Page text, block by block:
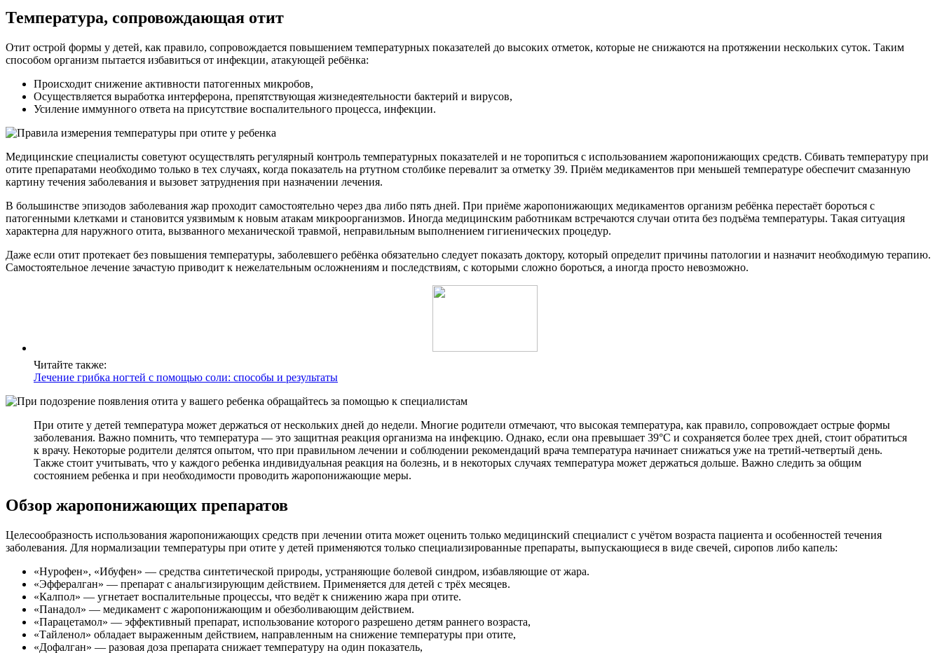
Температура, сопровождающая отит
Отит острой формы у детей, как правило, сопровождается повышением температурных показателей до высоких отметок, которые не снижаются на протяжении нескольких суток. Таким
способом организм пытается избавиться от инфекции, атакующей ребёнка:
Происходит снижение активности патогенных микробов,
Осуществляется выработка интерферона, препятствующая жизнедеятельности бактерий и вирусов,
Усиление иммунного ответа на присутствие воспалительного процесса, инфекции.
Медицинские специалисты советуют осуществлять регулярный контроль температурных показателей и не торопиться с использованием жаропонижающих средств. Сбивать температуру при
отите препаратами необходимо только в тех случаях, когда показатель на ртутном столбике перевалит за отметку 39. Приём медикаментов при меньшей температуре обеспечит смазанную
картину течения заболевания и вызовет затруднения при назначении лечения.
В большинстве эпизодов заболевания жар проходит самостоятельно через два либо пять дней. При приёме жаропонижающих медикаментов организм ребёнка перестаёт бороться с
патогенными клетками и становится уязвимым к новым атакам микроорганизмов. Иногда медицинским работникам встречаются случаи отита без подъёма температуры. Такая ситуация
характерна для наружного отита, вызванного механической травмой, неправильным выполнением гигиенических процедур.
Даже если отит протекает без повышения температуры, заболевшего ребёнка обязательно следует показать доктору, который определит причины патологии и назначит необходимую терапию.
Самостоятельное лечение зачастую приводит к нежелательным осложнениям и последствиям, с которыми сложно бороться, а иногда просто невозможно.
Читайте также:
Лечение грибка ногтей с помощью соли: способы и результаты
При отите у детей температура может держаться от нескольких дней до недели. Многие родители отмечают, что высокая температура, как правило, сопровождает острые формы
заболевания. Важно помнить, что температура — это защитная реакция организма на инфекцию. Однако, если она превышает 39°C и сохраняется более трех дней, стоит обратиться
к врачу. Некоторые родители делятся опытом, что при правильном лечении и соблюдении рекомендаций врача температура начинает снижаться уже на третий-четвертый день.
Также стоит учитывать, что у каждого ребенка индивидуальная реакция на болезнь, и в некоторых случаях температура может держаться дольше. Важно следить за общим
состоянием ребенка и при необходимости проводить жаропонижающие меры.
Обзор жаропонижающих препаратов
Целесообразность использования жаропонижающих средств при лечении отита может оценить только медицинский специалист с учётом возраста пациента и особенностей течения
заболевания. Для нормализации температуры при отите у детей применяются только специализированные препараты, выпускающиеся в виде свечей, сиропов либо капель:
«Нурофен», «Ибуфен» — средства синтетической природы, устраняющие болевой синдром, избавляющие от жара.
«Эффералган» — препарат с анальгизирующим действием. Применяется для детей с трёх месяцев.
«Калпол» — угнетает воспалительные процессы, что ведёт к снижению жара при отите.
«Панадол» — медикамент с жаропонижающим и обезболивающим действием.
«Парацетамол» — эффективный препарат, использование которого разрешено детям раннего возраста,
«Тайленол» обладает выраженным действием, направленным на снижение температуры при отите,
«Дофалган» — разовая доза препарата снижает температуру на один показатель,